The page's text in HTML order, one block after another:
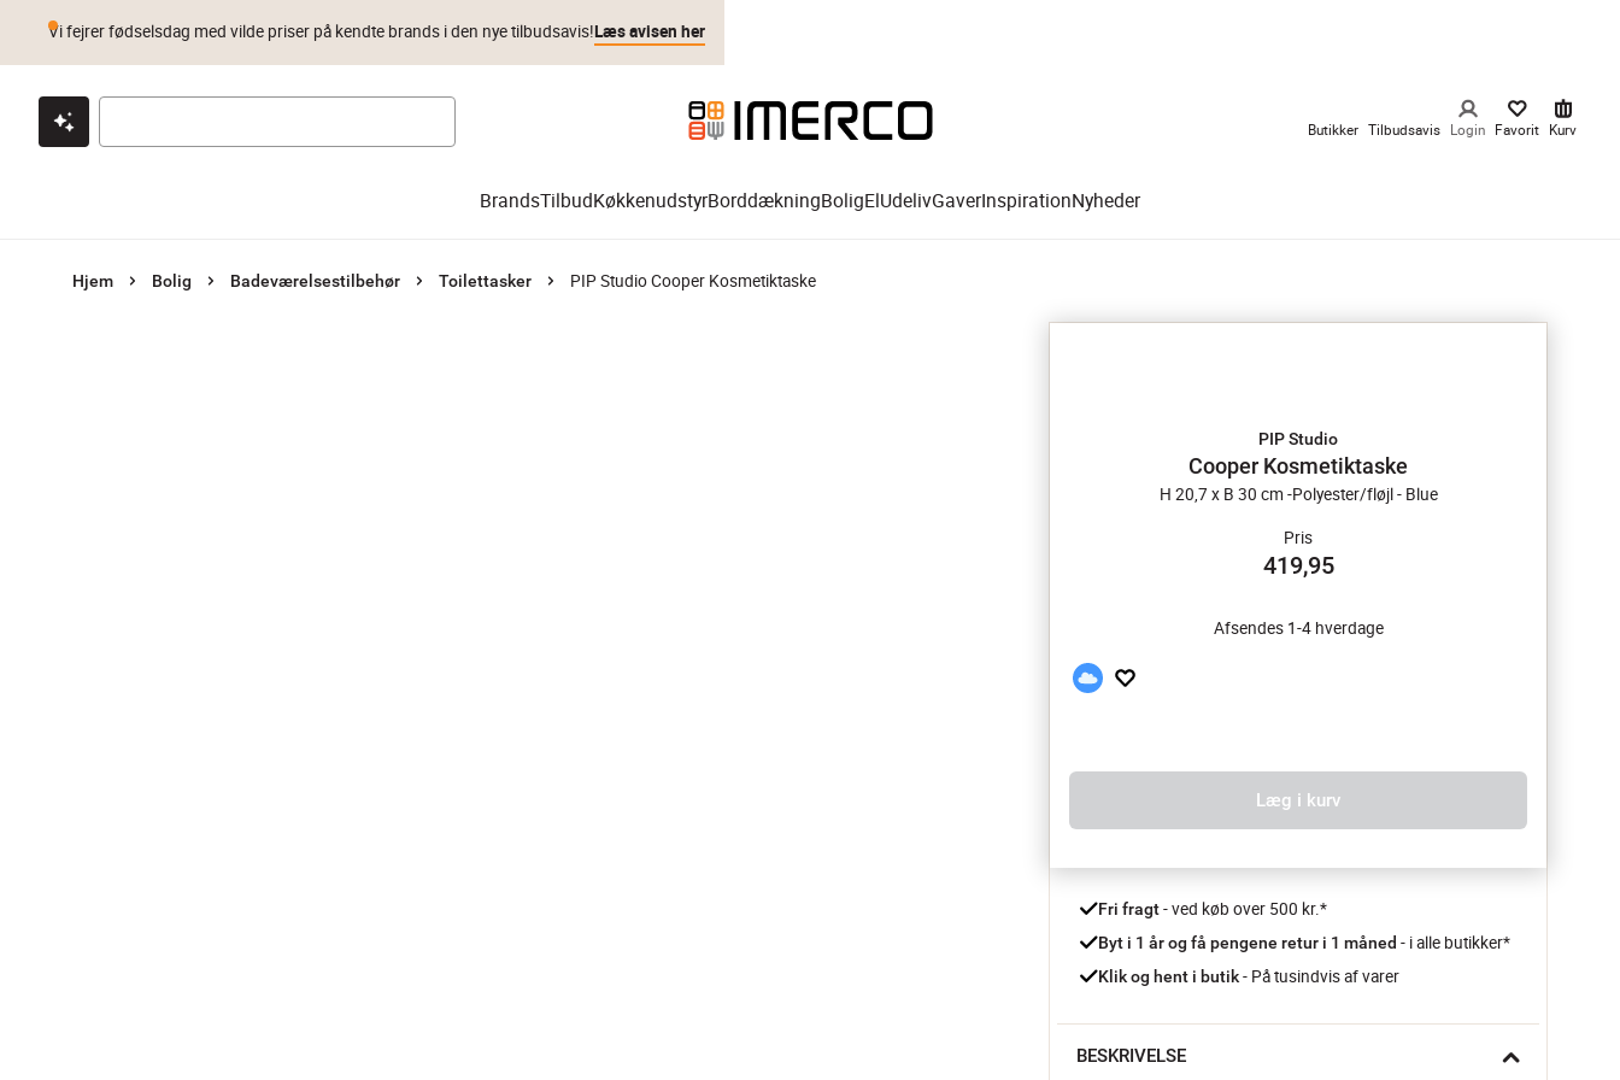
Klik & hent Byt i 1 år Prismatch
Vi fejrer fødselsdag med vilde priser på kendte brands i den nye tilbudsavis!Læs avisen her
Butikker Tilbudsavis Login Favorit Kurv
BrandsTilbudKøkkenudstyrBorddækningBoligElUdelivGaverInspirationNyheder
Hjem Bolig Badeværelsestilbehør Toilettasker PIP Studio Cooper Kosmetiktaske
PIP Studio
Cooper Kosmetiktaske
H 20,7 x B 30 cm -Polyester/fløjl - Blue
Pris
419,95
Afsendes 1-4 hverdage
Læg i kurv
Fri fragt - ved køb over 500 kr.*
Byt i 1 år og få pengene retur i 1 måned - i alle butikker*
Klik og hent i butik - På tusindvis af varer
BESKRIVELSE